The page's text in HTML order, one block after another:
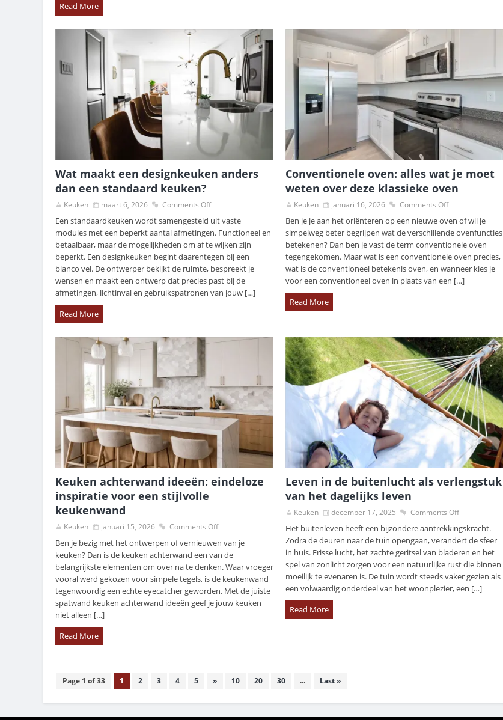
Read More
Wat maakt een designkeuken anders
dan een standaard keuken?
Keuken maart 6, 2026 Comments Off
Een standaardkeuken wordt samengesteld uit vaste
modules met een beperkt aantal afmetingen. Functioneel en
betaalbaar, maar de mogelijkheden om af te wijken zijn
beperkt. Een designkeuken begint daarentegen bij een
blanco vel. De ontwerper bekijkt de ruimte, bespreekt je
wensen en maakt een ontwerp dat precies past bij de
afmetingen, lichtinval en gebruikspatronen van jouw […]
Read More
Conventionele oven: alles wat je moet
weten over deze klassieke oven
Keuken januari 16, 2026 Comments Off
Ben je je aan het oriënteren op een nieuwe oven of wil je
simpelweg beter begrijpen wat de verschillende ovenfuncties
betekenen? Dan ben je vast de term conventionele oven
tegengekomen. Maar wat is een conventionele oven precies,
wat is de conventioneel betekenis oven, en wanneer kies je
voor een conventioneel oven in plaats van een […]
Read More
Keuken achterwand ideeën: eindeloze
inspiratie voor een stijlvolle
keukenwand
Keuken januari 15, 2026 Comments Off
Ben je bezig met het ontwerpen of vernieuwen van je
keuken? Dan is de keuken achterwand een van de
belangrijkste elementen om over na te denken. Waar vroeger
vooral werd gekozen voor simpele tegels, is de keukenwand
tegenwoordig een echte eyecatcher geworden. Met de juiste
spatwand keuken achterwand ideeën geef je jouw keuken
niet alleen […]
Read More
Leven in de buitenlucht als verlengstuk
van het dagelijks leven
Keuken december 17, 2025 Comments Off
Het buitenleven heeft een bijzondere aantrekkingskracht.
Zodra de deuren naar de tuin opengaan, verandert de sfeer
in huis. Frisse lucht, het zachte geritsel van bladeren en het
spel van zonlicht zorgen voor een natuurlijke rust die binnen
moeilijk te evenaren is. De tuin wordt steeds vaker gezien als
een volwaardig onderdeel van het woonplezier, een […]
Read More
Page 1 of 33 1 2 3 4 5 » 10 20 30 ... Last »